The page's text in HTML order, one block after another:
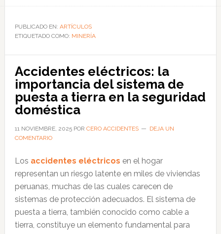
mineros
especializados:
evitar
sobrecostos
en
proyectos
del
Perú
PUBLICADO EN: ARTÍCULOS
ETIQUETADO COMO: MINERÍA
Accidentes eléctricos: la
importancia del sistema de
puesta a tierra en la seguridad
doméstica
11 NOVIEMBRE, 2025POR CERO ACCIDENTES
DEJA UN
COMENTARIO
Los accidentes eléctricos en el hogar
representan un riesgo latente en miles de viviendas
peruanas, muchas de las cuales carecen de
sistemas de protección adecuados. El sistema de
puesta a tierra, también conocido como cable a
tierra, constituye un elemento fundamental para